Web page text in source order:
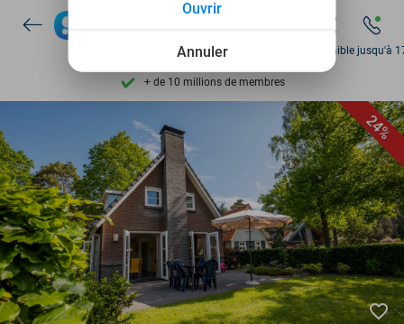
Disponible 7 jours par semaine
+ de 10 millions de membres
9,4 basé sur206 265 avis
Découvrez + de 15.000 deals
Disponible 7 jours par semaine
+ de 10 millions de membres
Disponible jusqu'à
24%
favorite_border
Annuler
Ouvrir